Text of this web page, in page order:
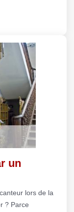
un
lors de la
? Parce